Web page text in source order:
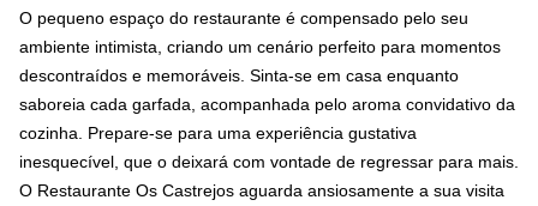
O pequeno espaço do restaurante é compensado pelo seu
ambiente intimista, criando um cenário perfeito para momentos
descontraídos e memoráveis. Sinta-se em casa enquanto
saboreia cada garfada, acompanhada pelo aroma convidativo da
cozinha. Prepare-se para uma experiência gustativa
inesquecível, que o deixará com vontade de regressar para mais.
O Restaurante Os Castrejos aguarda ansiosamente a sua visita